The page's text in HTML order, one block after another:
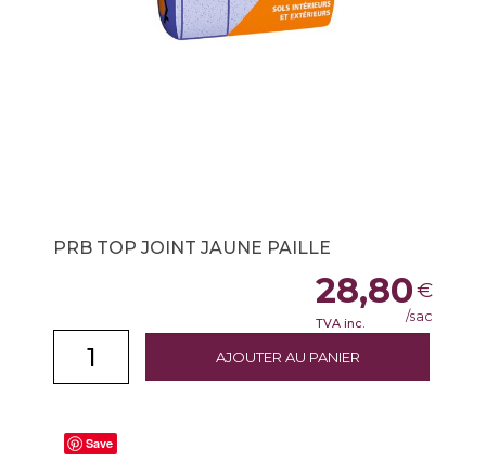
PRB TOP JOINT JAUNE PAILLE
AJOUTER AU PANIER
28,80€
TVA inc. /sac
Save